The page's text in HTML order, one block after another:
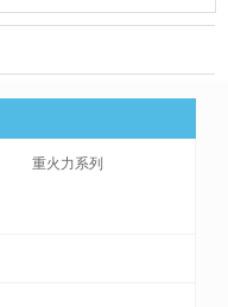
重火力系列